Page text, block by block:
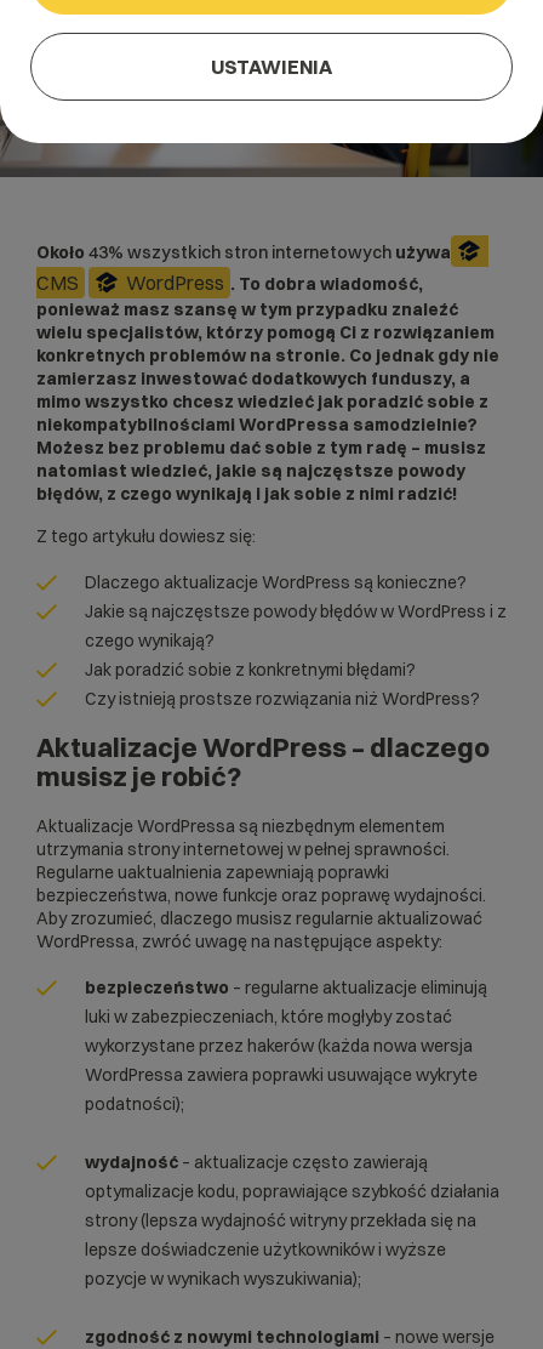
Około 43% wszystkich stron internetowych używa
CMS WordPress . To dobra wiadomość,
ponieważ masz szansę w tym przypadku znaleźć
wielu specjalistów, którzy pomogą Ci z rozwiązaniem
konkretnych problemów na stronie. Co jednak gdy nie
zamierzasz inwestować dodatkowych funduszy, a
mimo wszystko chcesz wiedzieć jak poradzić sobie z
niekompatybilnościami WordPressa samodzielnie?
Możesz bez problemu dać sobie z tym radę – musisz
natomiast wiedzieć, jakie są najczęstsze powody
błędów, z czego wynikają i jak sobie z nimi radzić!
Z tego artykułu dowiesz się:
Dlaczego aktualizacje WordPress są konieczne?
Jakie są najczęstsze powody błędów w WordPress i z
czego wynikają?
Jak poradzić sobie z konkretnymi błędami?
Czy istnieją prostsze rozwiązania niż WordPress?
Aktualizacje WordPress – dlaczego
musisz je robić?
Aktualizacje WordPressa są niezbędnym elementem
utrzymania strony internetowej w pełnej sprawności.
Regularne uaktualnienia zapewniają poprawki
bezpieczeństwa, nowe funkcje oraz poprawę wydajności.
Aby zrozumieć, dlaczego musisz regularnie aktualizować
WordPressa, zwróć uwagę na następujące aspekty:
bezpieczeństwo – regularne aktualizacje eliminują
luki w zabezpieczeniach, które mogłyby zostać
wykorzystane przez hakerów (każda nowa wersja
WordPressa zawiera poprawki usuwające wykryte
podatności);
wydajność – aktualizacje często zawierają
optymalizacje kodu, poprawiające szybkość działania
strony (lepsza wydajność witryny przekłada się na
lepsze doświadczenie użytkowników i wyższe
pozycje w wynikach wyszukiwania);
zgodność z nowymi technologiami – nowe wersje
USTAWIENIA